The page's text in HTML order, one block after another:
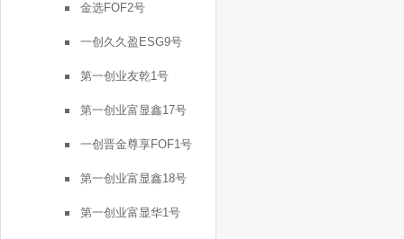
金选FOF2号
一创久久盈ESG9号
第一创业友乾1号
第一创业富显鑫17号
一创晋金尊享FOF1号
第一创业富显鑫18号
第一创业富显华1号